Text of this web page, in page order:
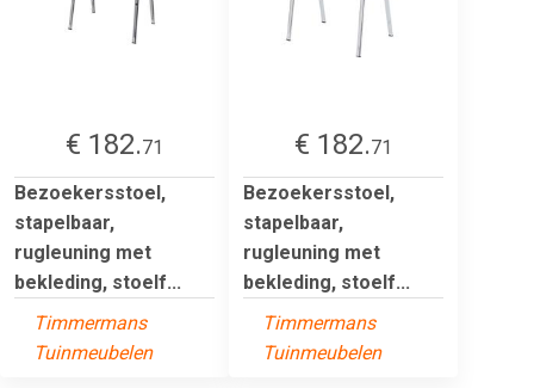
€ 182.71
Bezoekersstoel,
stapelbaar,
rugleuning met
bekleding, stoelf...
Timmermans
Tuinmeubelen
€ 182.71
Bezoekersstoel,
stapelbaar,
rugleuning met
bekleding, stoelf...
Timmermans
Tuinmeubelen